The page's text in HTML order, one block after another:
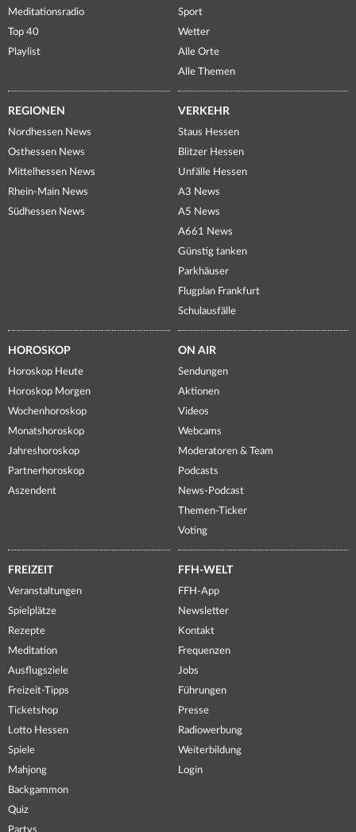
Meditationsradio
Top 40
Playlist
Sport
Wetter
Alle Orte
Alle Themen
REGIONEN
Nordhessen News
Osthessen News
Mittelhessen News
Rhein-Main News
Südhessen News
VERKEHR
Staus Hessen
Blitzer Hessen
Unfälle Hessen
A3 News
A5 News
A661 News
Günstig tanken
Parkhäuser
Flugplan Frankfurt
Schulausfälle
HOROSKOP
Horoskop Heute
Horoskop Morgen
Wochenhoroskop
Monatshoroskop
Jahreshoroskop
Partnerhoroskop
Aszendent
ON AIR
Sendungen
Aktionen
Videos
Webcams
Moderatoren & Team
Podcasts
News-Podcast
Themen-Ticker
Voting
FREIZEIT
Veranstaltungen
Spielplätze
Rezepte
Meditation
Ausflugsziele
Freizeit-Tipps
Ticketshop
Lotto Hessen
Spiele
Mahjong
Backgammon
Quiz
Partys
FFH-WELT
FFH-App
Newsletter
Kontakt
Frequenzen
Jobs
Führungen
Presse
Radiowerbung
Weiterbildung
Login